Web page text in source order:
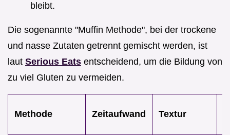
bleibt.
Die sogenannte "Muffin Methode", bei der trockene
und nasse Zutaten getrennt gemischt werden, ist
laut Serious Eats entscheidend, um die Bildung von
zu viel Gluten zu vermeiden.
Methode Zeitaufwand Textur